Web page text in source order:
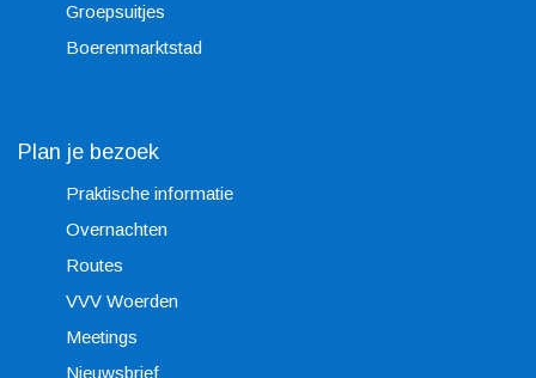
Groepsuitjes
Boerenmarktstad
Plan je bezoek
Praktische informatie
Overnachten
Routes
VVV Woerden
Meetings
Nieuwsbrief